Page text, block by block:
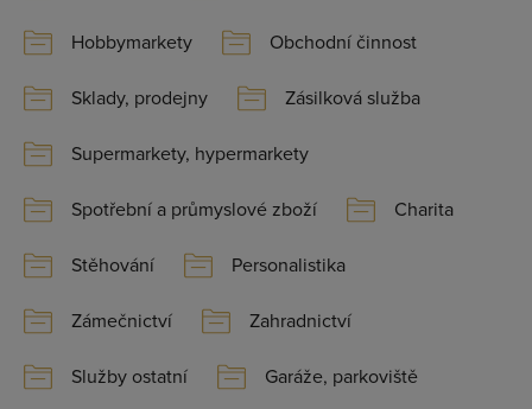
Hobbymarkety Obchodní činnost
Sklady, prodejny Zásilková služba
Supermarkety, hypermarkety
Spotřební a průmyslové zboží Charita
Stěhování Personalistika
Zámečnictví Zahradnictví
Služby ostatní Garáže, parkoviště